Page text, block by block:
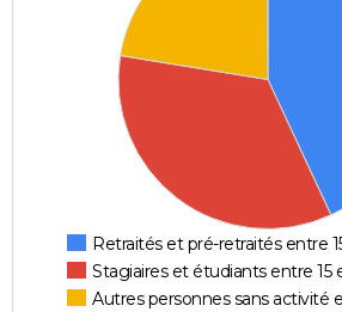
Retraités et pré-retraités entre
Stagiaires et étudiants entre 15
Autres personnes sans activité